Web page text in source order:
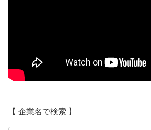
【 企業名で検索 】